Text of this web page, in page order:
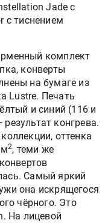
Jade с
с тиснением
комплект
конверты
на бумаге из
Lustre. Печать
и синий (116 и
конгрева.
оттенка
м2, теми же
Самый яркий
она искрящегося
чёрного. Это
На лицевой